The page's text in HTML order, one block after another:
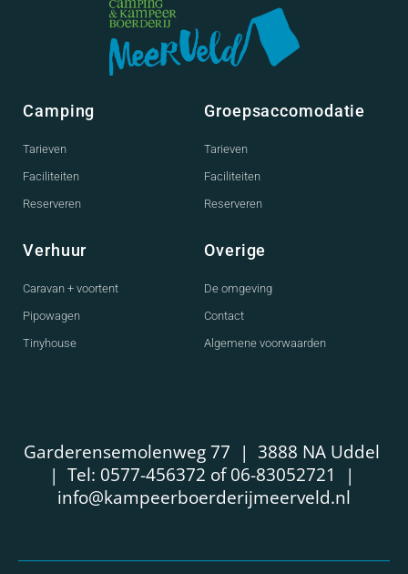
Camping
Tarieven
Faciliteiten
Reserveren
Groepsaccomodatie
Tarieven
Faciliteiten
Reserveren
Verhuur
Caravan + voortent
Pipowagen
Tinyhouse
Overige
De omgeving
Contact
Algemene voorwaarden
Garderensemolenweg 77 | 3888 NA Uddel
| Tel: 0577-456372 of 06-83052721 |
info@kampeerboerderijmeerveld.nl